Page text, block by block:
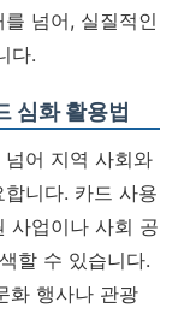
넘어, 실질적인
다.
심화 활용법
어 지역 사회와
니다. 카드 사용
사업이나 사회 공
할 수 있습니다.
화 행사나 관광